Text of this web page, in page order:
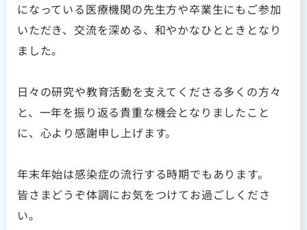
になっている医療機関の先生方や卒業生にもご参加
いただき、交流を深める、和やかなひとときとなり
ました。
日々の研究や教育活動を支えてくださる多くの方々
と、一年を振り返る貴重な機会となりましたこと
に、心より感謝申し上げます。
年末年始は感染症の流行する時期でもあります。
皆さまどうぞ体調にお気をつけてお過ごしくださ
い。